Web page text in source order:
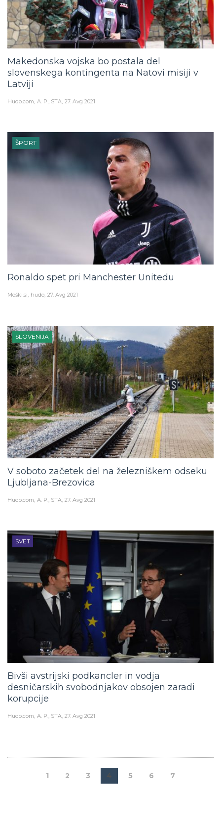
Makedonska vojska bo postala del
slovenskega kontingenta na Natovi misiji v
Latviji
Hudo.com A. P., STA 27. Avg 2021
ŠPORT
Ronaldo spet pri Manchester Unitedu
Moški.si hudo 27. Avg 2021
SLOVENIJA
V soboto začetek del na železniškem odseku
Ljubljana-Brezovica
Hudo.com A. P., STA 27. Avg 2021
SVET
Bivši avstrijski podkancler in vodja
desničarskih svobodnjakov obsojen zaradi
korupcije
Hudo.com A. P., STA 27. Avg 2021
1 2 3 4 5 6 7